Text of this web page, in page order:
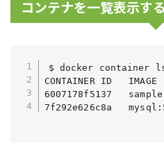
コンテナを一覧表示
$ docker container
CONTAINER ID
6007178f5137